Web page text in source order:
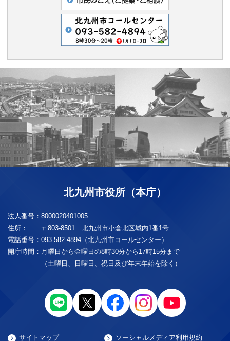
北九州市役所（本庁）
法人番号： 8000020401005
住所：
〒803-8501 北九州市小倉北区城内1番1号
電話番号： 093-582-4894（北九州市コールセンター）
開庁時間： 月曜日から金曜日の8時30分から17時15分まで
（土曜日、日曜日、祝日及び年末年始を除く）
サイトマップ ソーシャルメディア利用規約